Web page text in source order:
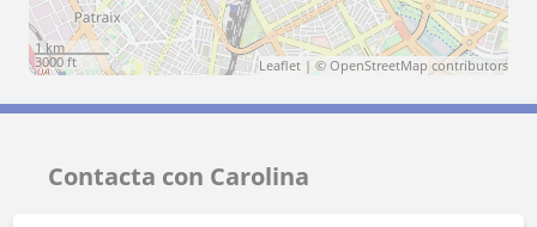
1 km
3000 ft
Leaflet | © OpenStreetMap contributors
Contacta con Carolina